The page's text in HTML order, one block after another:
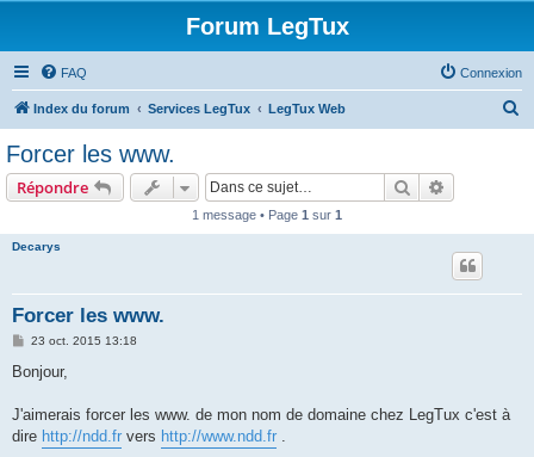
Forum LegTux
FAQ Connexion
Index du forum Services LegTux LegTux Web
Forcer les www.
Répondre Rechercher
1 message • Page 1 sur 1
Decarys
Forcer les www.
M
s
g
23 oct. 2015 13:18
Bonjour,
J'aimerais forcer les www. de mon nom de domaine chez LegTux c'est à
dire http://ndd.fr vers http://www.ndd.fr .